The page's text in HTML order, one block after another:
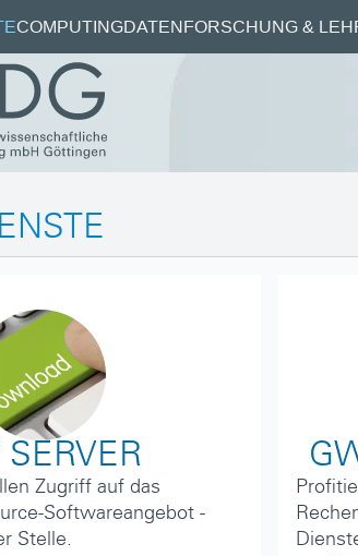
COMPUTINGDATENFORSCHUNG &
SERVER
Zugriff auf das
Softwareangebot -
Stelle.